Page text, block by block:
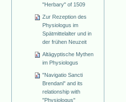
"Herbary" of 1509
Zur Rezeption des
Physiologus im
Spätmittelalter und in
der frühen Neuzeit
Altägyptische Mythen
im Physiologus
"Navigatio Sancti
Brendani" and its
relationship with
"Physiologus"